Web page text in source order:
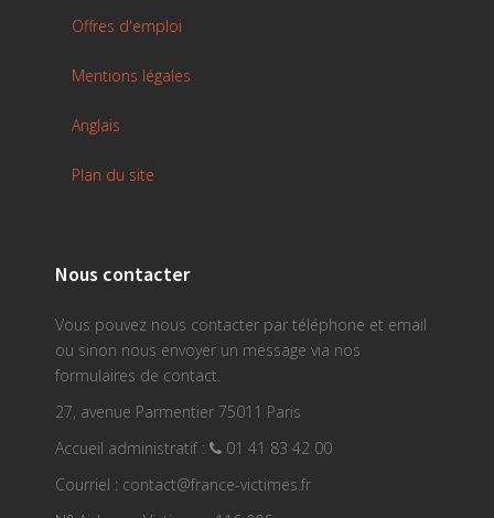
Offres d'emploi
Mentions légales
Anglais
Plan du site
Nous contacter
Vous pouvez nous contacter par téléphone et email
ou sinon nous envoyer un message via nos
formulaires de contact.
27, avenue Parmentier 75011 Paris
Accueil administratif :
01 41 83 42 00
Courriel : contact@france-victimes.fr